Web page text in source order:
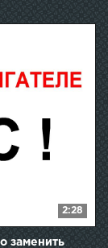
2:28
заменить